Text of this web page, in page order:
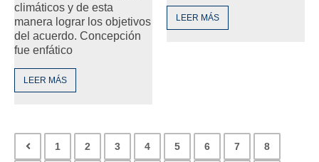
climáticos y de esta
manera lograr los objetivos
del acuerdo. Concepción
fue enfático
LEER MÁS
LEER MÁS
1 2 3 4 5 6 7 8